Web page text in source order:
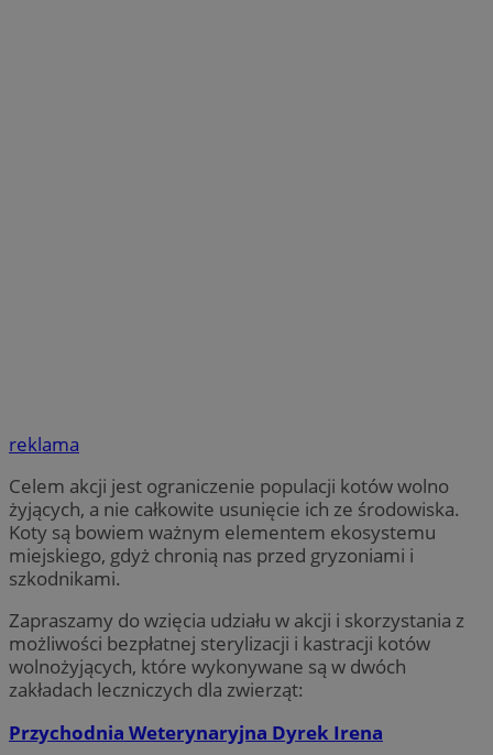
reklama
Celem akcji jest ograniczenie populacji kotów wolno
żyjących, a nie całkowite usunięcie ich ze środowiska.
Koty są bowiem ważnym elementem ekosystemu
miejskiego, gdyż chronią nas przed gryzoniami i
szkodnikami.
Zapraszamy do wzięcia udziału w akcji i skorzystania z
możliwości bezpłatnej sterylizacji i kastracji kotów
wolnożyjących, które wykonywane są w dwóch
zakładach leczniczych dla zwierząt:
Przychodnia Weterynaryjna Dyrek Irena